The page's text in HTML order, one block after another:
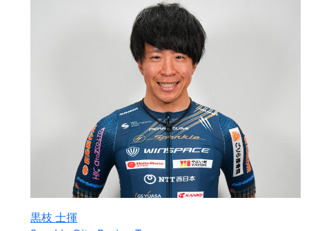
黒枝 士揮